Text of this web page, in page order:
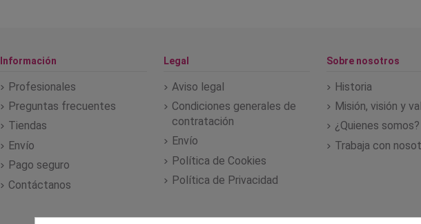
Información
Profesionales
Preguntas frecuentes
Tiendas
Envío
Pago seguro
Contáctanos
Legal
Aviso legal
Condiciones generales de
contratación
Envío
Política de Cookies
Política de Privacidad
Sobre nosotros
Historia
Misión, visión y
¿Quienes somos?
Trabaja con